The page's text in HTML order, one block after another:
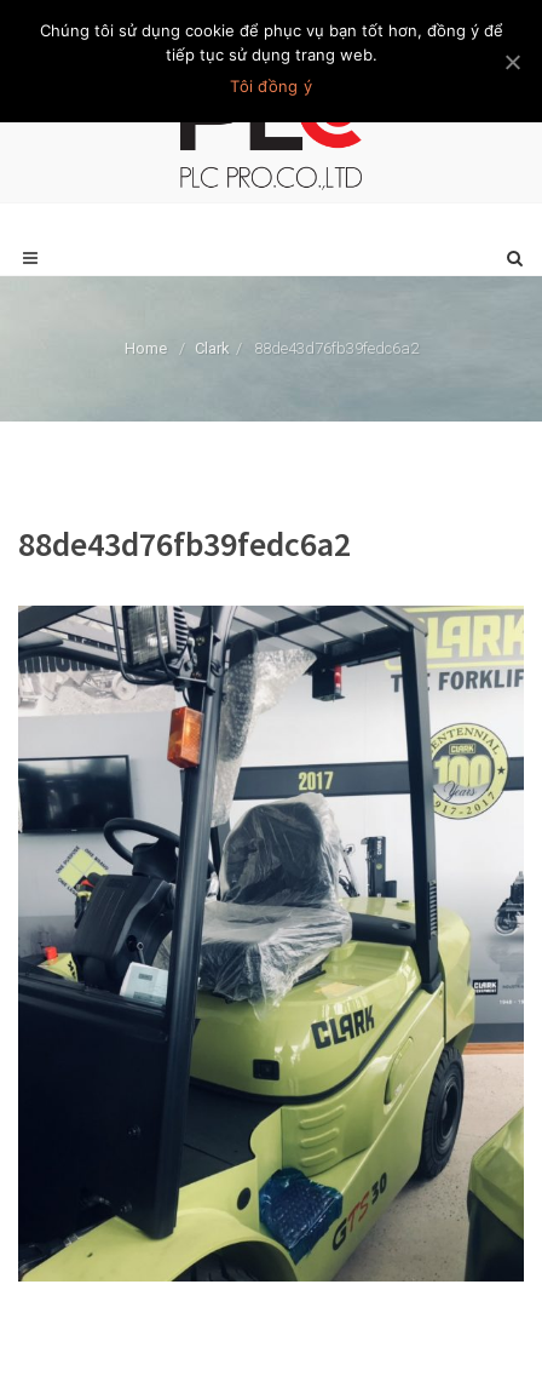
Trang chủ Giới thiệu Khách hàng Liên hệ Thành viên
Home / Clark / 88de43d76fb39fedc6a2
88de43d76fb39fedc6a2
Chúng tôi sử dụng cookie để phục vụ bạn tốt hơn, đồng ý để
tiếp tục sử dụng trang web.
Tôi đồng ý